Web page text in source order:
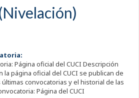
Página oficial del CUCI Descripción
la página oficial del CUCI se publican de
convocatorias y el historial de las
Página del CUCI